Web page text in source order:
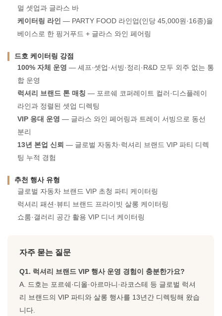
멀 셋업과 글라스 바
케이터링 라인 — PARTY FOOD 라인업(인당 45,000원·16종)을
베이스로 한 핑거푸드 + 글라스 와인 페어링
드호 케이터링 강점
100% 자체 운영 — 셰프·셋업·서빙·정리·R&D 모두 외주 없는 통
합 운영
럭셔리 브랜드 톤 매칭 — 포르쉐 코퍼레이트 컬러·디스플레이
라인과 정렬된 셋업 디렉팅
VIP 응대 운영 — 글라스 와인 페어링과 트레이 서빙으로 동선
분리
13년 본업 신뢰 — 글로벌 자동차·럭셔리 브랜드 VIP 파티 디렉
팅 누적 경험
추천 행사 유형
글로벌 자동차 브랜드 VIP 초청 파티 케이터링
럭셔리 패션·뷰티 브랜드 프라이빗 살롱 케이터링
쇼룸·갤러리 공간 활용 VIP 디너 케이터링
자주 묻는 질문
Q1. 럭셔리 브랜드 VIP 행사 운영 경험이 충분한가요?
A. 드호는 포르쉐·디올·아르마니·라코스테 등 글로벌 럭셔
리 브랜드의 VIP 파티와 살롱 행사를 13년간 디렉팅해 왔습
니다.